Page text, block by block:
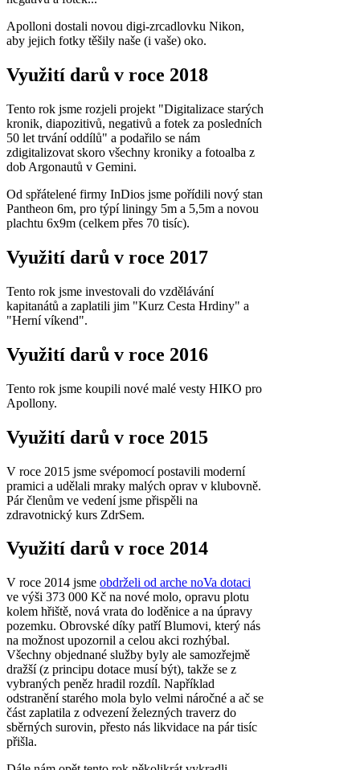
Apolloni dostali novou digi-zrcadlovku Nikon,
aby jejich fotky těšily naše (i vaše) oko.
Využití darů v roce 2018
Tento rok jsme rozjeli projekt "Digitalizace starých
kronik, diapozitivů, negativů a fotek za posledních
50 let trvání oddílů" a podařilo se nám
zdigitalizovat skoro všechny kroniky a fotoalba z
dob Argonautů v Gemini.
Od spřátelené firmy InDios jsme pořídili nový stan
Pantheon 6m, pro týpí liningy 5m a 5,5m a novou
plachtu 6x9m (celkem přes 70 tisíc).
Využití darů v roce 2017
Tento rok jsme investovali do vzdělávání
kapitanátů a zaplatili jim "Kurz Cesta Hrdiny" a
"Herní víkend".
Využití darů v roce 2016
Tento rok jsme koupili nové malé vesty HIKO pro
Apollony.
Využití darů v roce 2015
V roce 2015 jsme svépomocí postavili moderní
pramici a udělali mraky malých oprav v klubovně.
Pár členům ve vedení jsme přispěli na
zdravotnický kurs ZdrSem.
Využití darů v roce 2014
V roce 2014 jsme obdrželi od arche noVa dotaci
ve výši 373 000 Kč na nové molo, opravu plotu
kolem hřiště, nová vrata do loděnice a na úpravy
pozemku. Obrovské díky patří Blumovi, který nás
na možnost upozornil a celou akci rozhýbal.
Všechny objednané služby byly ale samozřejmě
dražší (z principu dotace musí být), takže se z
vybraných peněz hradil rozdíl. Například
odstranění starého mola bylo velmi náročné a ač se
část zaplatila z odvezení železných traverz do
sběrných surovin, přesto nás likvidace na pár tisíc
přišla.